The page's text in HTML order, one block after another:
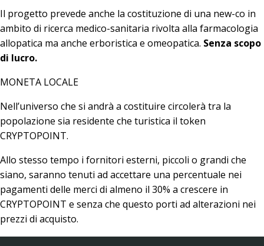
Il progetto prevede anche la costituzione di una new-co in
ambito di ricerca medico-sanitaria rivolta alla farmacologia
allopatica ma anche erboristica e omeopatica. Senza scopo
di lucro.
MONETA LOCALE
Nell’universo che si andrà a costituire circolerà tra la
popolazione sia residente che turistica il token
CRYPTOPOINT.
Allo stesso tempo i fornitori esterni, piccoli o grandi che
siano, saranno tenuti ad accettare una percentuale nei
pagamenti delle merci di almeno il 30% a crescere in
CRYPTOPOINT e senza che questo porti ad alterazioni nei
prezzi di acquisto.